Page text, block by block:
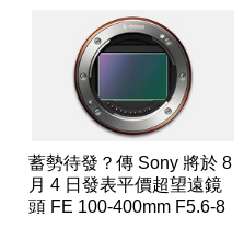
蓄勢待發？傳 Sony 將於 8
月 4 日發表平價超望遠鏡
頭 FE 100-400mm F5.6-8